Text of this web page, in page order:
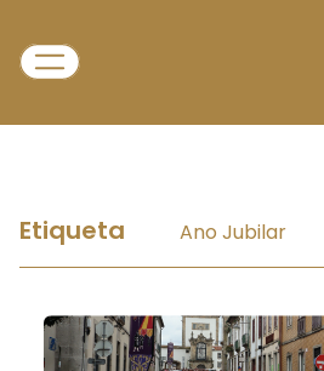
Etiqueta Ano Jubilar